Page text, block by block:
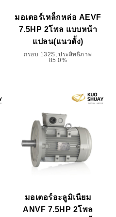
มอเตอร์เหล็กหล่อ AEVF
7.5HP 2โพล แบบหน้า
แปลน(แนวตั้ง)
กรอบ 132S, ประสิทธิภาพ
85.0%
มอเตอร์อะลูมิเนียม
ANVF 7.5HP 2โพล